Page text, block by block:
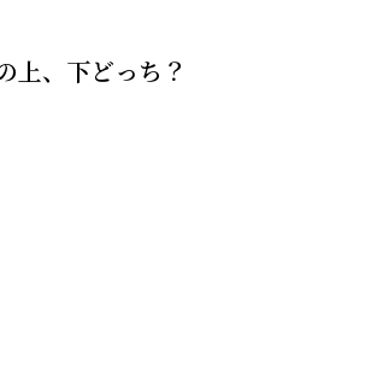
上、下どっち？